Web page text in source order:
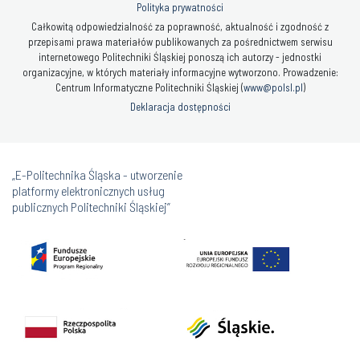
Polityka prywatności
Całkowitą odpowiedzialność za poprawność, aktualność i zgodność z
przepisami prawa materiałów publikowanych za pośrednictwem serwisu
internetowego Politechniki Śląskiej ponoszą ich autorzy - jednostki
organizacyjne, w których materiały informacyjne wytworzono. Prowadzenie:
Centrum Informatyczne Politechniki Śląskiej (www@polsl.pl)
Deklaracja dostępności
„E-Politechnika Śląska - utworzenie
platformy elektronicznych usług
publicznych Politechniki Śląskiej”